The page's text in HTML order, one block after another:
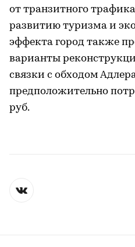
от транзитного
развитию туризма и
эффекта город также
варианты
связки с обходом
предположительно
руб.